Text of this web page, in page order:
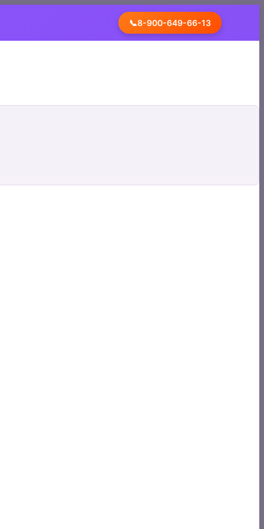
📞8-900-649-66-13